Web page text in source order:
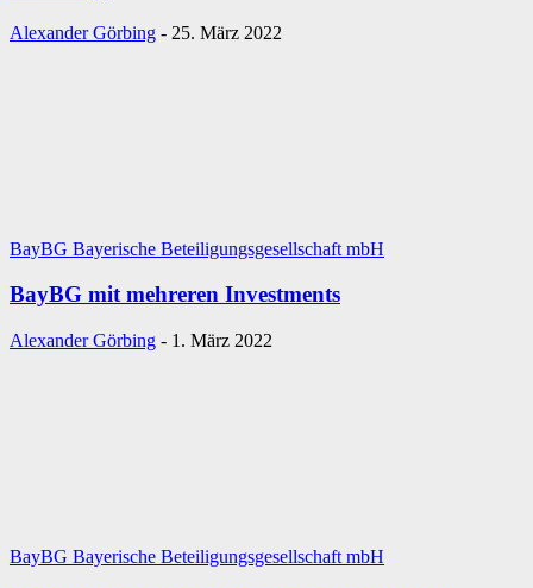
Alexander Görbing - 25. März 2022
BayBG Bayerische Beteiligungsgesellschaft mbH
BayBG mit mehreren Investments
Alexander Görbing - 1. März 2022
BayBG Bayerische Beteiligungsgesellschaft mbH